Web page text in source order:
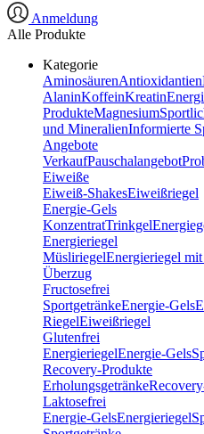
Anmeldung
Alle Produkte
Kategorie
AminosäurenAntioxidantien
AlaninKoffeinKreatin
ProdukteMagnesium
und MineralienInformierte
Angebote
VerkaufPauschalangebot
Eiweiße
Eiweiß-ShakesEiweißriegel
Energie-Gels
KonzentratTrinkgel
Energieriegel
MüsliriegelEnergieriegel
Überzug
Fructosefrei
SportgetränkeEnergie-Gels
RiegelEiweißriegel
Glutenfrei
EnergieriegelEnergie-Gels
Recovery-Produkte
Erholungsgetränke
Laktosefrei
Energie-GelsEnergieriegel